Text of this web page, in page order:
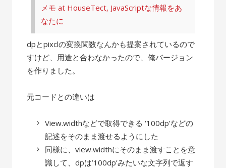
メモ at HouseTect, JavaScriptな情報をあ
なたに
dpとpixclの変換関数なんかも提案されているので
すけど、用途と合わなかったので、俺バージョン
を作りました。
元コードとの違いは
View.widthなどで取得できる ‘100dp’などの
記述をそのまま渡せるようにした
同様に、view.widthにそのまま渡すことを意
識して、dpは’100dp’みたいな文字列で返す